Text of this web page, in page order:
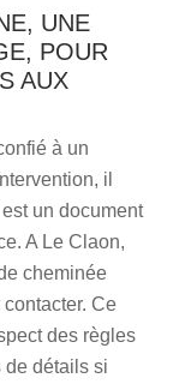
UNE
POUR
AUX
à un
il
un document
A Le Claon,
cheminée
Ce
des règles
de détails si